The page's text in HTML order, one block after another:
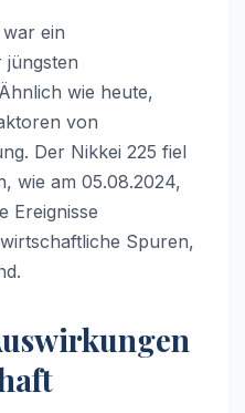
war ein
jüngsten
wie heute,
von
Der Nikkei 225 fiel
wie am 05.08.2024,
Ereignisse
Spuren,